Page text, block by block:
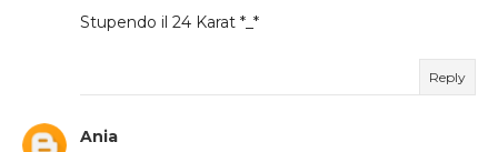
Stupendo il 24 Karat *_*
Reply
Ania